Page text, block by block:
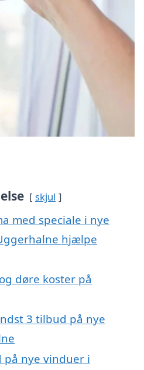
skjul
med speciale i nye
hjælpe
døre koster på
3 tilbud på nye
på nye vinduer i